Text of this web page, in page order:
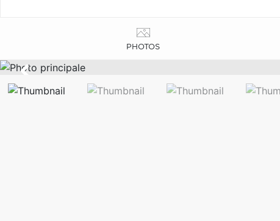
PHOTOS